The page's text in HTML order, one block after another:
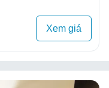
Xem giá